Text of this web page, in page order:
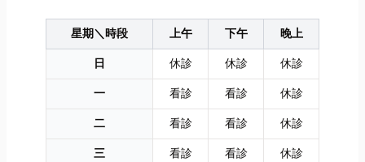
星期＼時段 上午 下午
晚上
日
休診 休診
休診
一
看診 看診
休診
二
看診 看診
休診
三
看診 看診
休診